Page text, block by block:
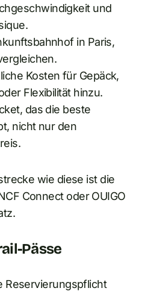
und
in Paris,
Kosten für Gepäck,
Flexibilität hinzu.
das die beste
nicht nur den
wie diese ist die
Connect oder OUIGO
Pässe
Reservierungspflicht